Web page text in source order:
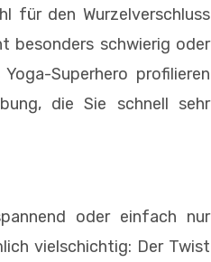
für den Wurzelverschluss
besonders schwierig oder
Superhero profilieren
die Sie schnell sehr
oder einfach nur
vielschichtig: Der Twist